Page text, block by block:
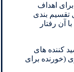
اهداف
تقسیم بندی
آن رفتار
كننده های
(خورنده برای